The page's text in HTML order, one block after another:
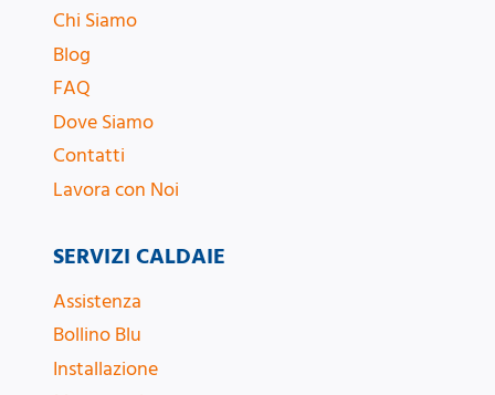
Chi Siamo
Blog
FAQ
Dove Siamo
Contatti
Lavora con Noi
SERVIZI CALDAIE
Assistenza
Bollino Blu
Installazione